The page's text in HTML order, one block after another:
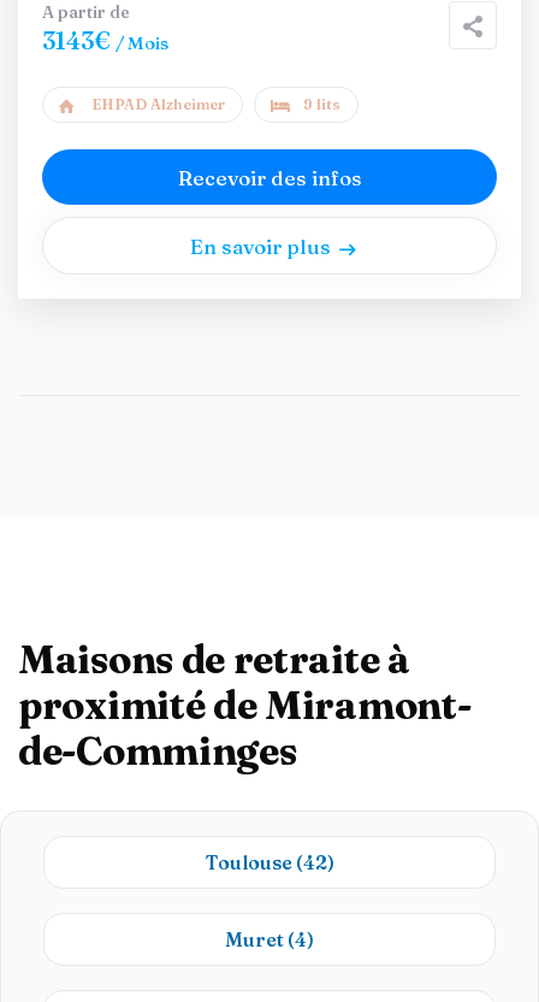
A partir de
3143€ / Mois
EHPAD Alzheimer 9 lits
Recevoir des infos
En savoir plus
Maisons de retraite à
proximité de Miramont-
de-Comminges
Toulouse (42)
Muret (4)